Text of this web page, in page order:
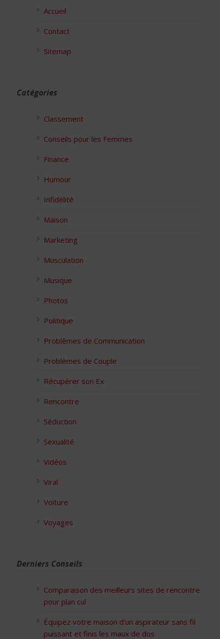
Accueil
Contact
Sitemap
Catégories
Classement
Conseils pour les Femmes
Finance
Humour
Infidélité
Maison
Marketing
Musculation
Musique
Photos
Politique
Problèmes de Communication
Problèmes de Couple
Récupérer son Ex
Rencontre
Séduction
Sexualité
Vidéos
Viral
Voiture
Voyages
Derniers Conseils
Comparaison des meilleurs sites de rencontre
pour plan cul
Équipez votre maison d’un aspirateur sans fil
puissant et finis les maux de dos